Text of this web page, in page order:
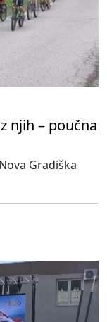
njih – poučna
Gradiška